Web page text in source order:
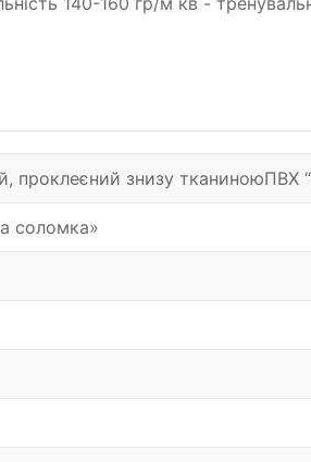
проклеєний знизу тканиноюПВХ
соломка»